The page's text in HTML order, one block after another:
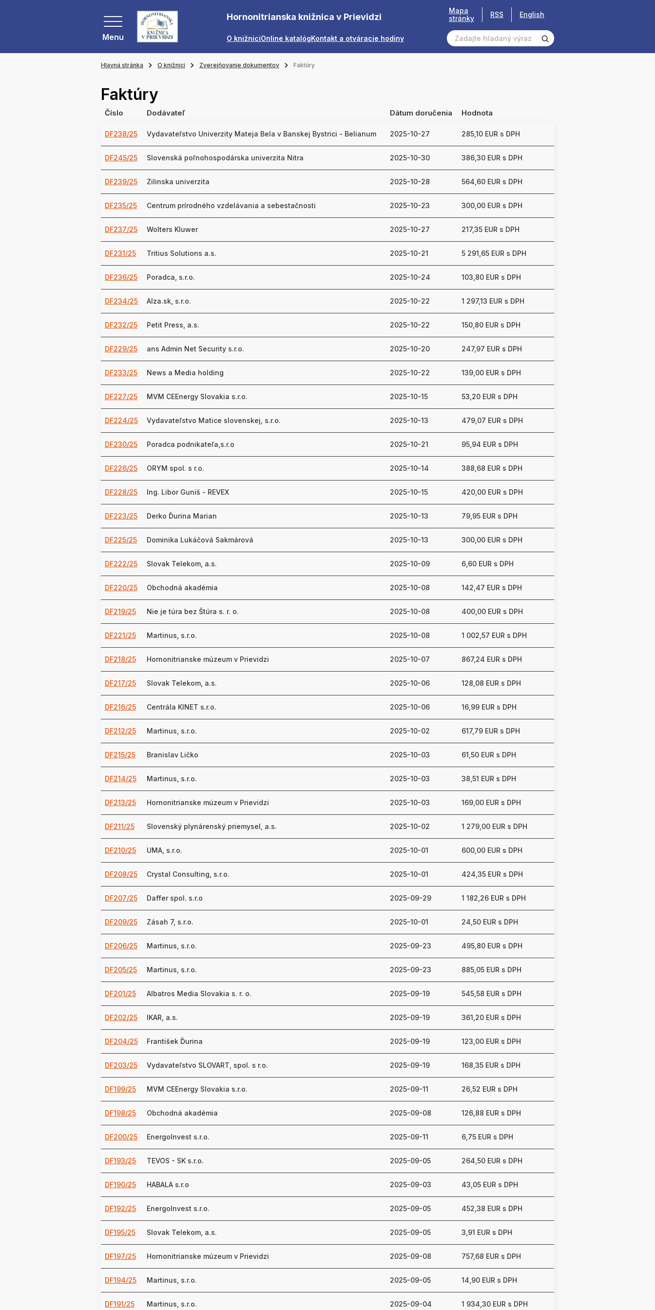
Menu
Hornonitrianska knižnica v Prievidzi
O knižniciOnline katalógKontakt a otváracie hodiny
Mapa
stránky
RSS English
Hlavná stránka O knižnici Zverejňovanie dokumentov Faktúry
Faktúry
Číslo Dodávateľ Dátum doručenia Hodnota
DF238/25 Vydavateľstvo Univerzity Mateja Bela v Banskej Bystrici - Belianum 2025-10-27 285,10 EUR s DPH
DF245/25 Slovenská poľnohospodárska univerzita Nitra 2025-10-30 386,30 EUR s DPH
DF239/25 Zilinska univerzita 2025-10-28 564,60 EUR s DPH
DF235/25 Centrum prírodného vzdelávania a sebestačnosti 2025-10-23 300,00 EUR s DPH
DF237/25 Wolters Kluwer 2025-10-27 217,35 EUR s DPH
DF231/25 Tritius Solutions a.s. 2025-10-21 5 291,65 EUR s DPH
DF236/25 Poradca, s.r.o. 2025-10-24 103,80 EUR s DPH
DF234/25 Alza.sk, s.r.o. 2025-10-22 1 297,13 EUR s DPH
DF232/25 Petit Press, a.s. 2025-10-22 150,80 EUR s DPH
DF229/25 ans Admin Net Security s.r.o. 2025-10-20 247,97 EUR s DPH
DF233/25 News a Media holding 2025-10-22 139,00 EUR s DPH
DF227/25 MVM CEEnergy Slovakia s.r.o. 2025-10-15 53,20 EUR s DPH
DF224/25 Vydavateľstvo Matice slovenskej, s.r.o. 2025-10-13 479,07 EUR s DPH
DF230/25 Poradca podnikateľa,s.r.o 2025-10-21 95,94 EUR s DPH
DF226/25 ORYM spol. s r.o. 2025-10-14 388,68 EUR s DPH
DF228/25 Ing. Libor Guniš - REVEX 2025-10-15 420,00 EUR s DPH
DF223/25 Derko Ďurina Marian 2025-10-13 79,95 EUR s DPH
DF225/25 Dominika Lukáčová Sakmárová 2025-10-13 300,00 EUR s DPH
DF222/25 Slovak Telekom, a.s. 2025-10-09 6,60 EUR s DPH
DF220/25 Obchodná akadémia 2025-10-08 142,47 EUR s DPH
DF219/25 Nie je túra bez Štúra s. r. o. 2025-10-08 400,00 EUR s DPH
DF221/25 Martinus, s.r.o. 2025-10-08 1 002,57 EUR s DPH
DF218/25 Hornonitrianske múzeum v Prievidzi 2025-10-07 867,24 EUR s DPH
DF217/25 Slovak Telekom, a.s. 2025-10-06 128,08 EUR s DPH
DF216/25 Centrála KINET s.r.o. 2025-10-06 16,99 EUR s DPH
DF212/25 Martinus, s.r.o. 2025-10-02 617,79 EUR s DPH
DF215/25 Branislav Ličko 2025-10-03 61,50 EUR s DPH
DF214/25 Martinus, s.r.o. 2025-10-03 38,51 EUR s DPH
DF213/25 Hornonitrianske múzeum v Prievidzi 2025-10-03 169,00 EUR s DPH
DF211/25 Slovenský plynárenský priemysel, a.s. 2025-10-02 1 279,00 EUR s DPH
DF210/25 UMA, s.r.o. 2025-10-01 600,00 EUR s DPH
DF208/25 Crystal Consulting, s.r.o. 2025-10-01 424,35 EUR s DPH
DF207/25 Daffer spol. s.r.o 2025-09-29 1 182,26 EUR s DPH
DF209/25 Zásah 7, s.r.o. 2025-10-01 24,50 EUR s DPH
DF206/25 Martinus, s.r.o. 2025-09-23 495,80 EUR s DPH
DF205/25 Martinus, s.r.o. 2025-09-23 885,05 EUR s DPH
DF201/25 Albatros Media Slovakia s. r. o. 2025-09-19 545,58 EUR s DPH
DF202/25 IKAR, a.s. 2025-09-19 361,20 EUR s DPH
DF204/25 František Ďurina 2025-09-19 123,00 EUR s DPH
DF203/25 Vydavateľstvo SLOVART, spol. s r.o. 2025-09-19 168,35 EUR s DPH
DF199/25 MVM CEEnergy Slovakia s.r.o. 2025-09-11 26,52 EUR s DPH
DF198/25 Obchodná akadémia 2025-09-08 126,88 EUR s DPH
DF200/25 EnergoInvest s.r.o. 2025-09-11 6,75 EUR s DPH
DF193/25 TEVOS - SK s.r.o. 2025-09-05 264,50 EUR s DPH
DF190/25 HABALA s.r.o 2025-09-03 43,05 EUR s DPH
DF192/25 EnergoInvest s.r.o. 2025-09-05 452,38 EUR s DPH
DF195/25 Slovak Telekom, a.s. 2025-09-05 3,91 EUR s DPH
DF197/25 Hornonitrianske múzeum v Prievidzi 2025-09-08 757,68 EUR s DPH
DF194/25 Martinus, s.r.o. 2025-09-05 14,90 EUR s DPH
DF191/25 Martinus, s.r.o. 2025-09-04 1 934,30 EUR s DPH